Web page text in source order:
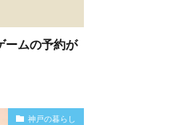
ームの予約が
神戸の暮らし